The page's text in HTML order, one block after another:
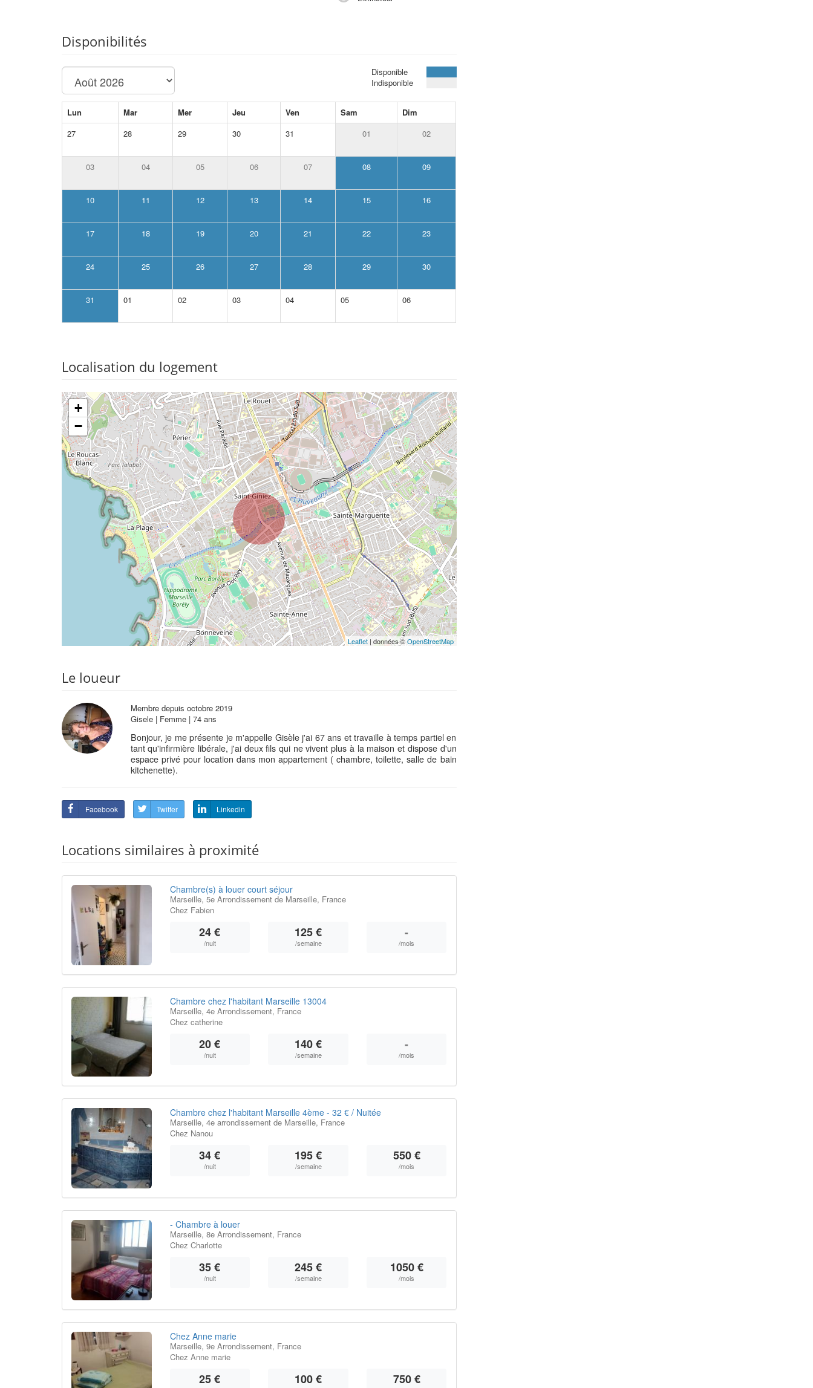
Disponibilités
Disponible
Indisponible
Lun Mar Mer Jeu Ven Sam
Dim
27
28 29 30 31 01 02
03 04 05 06 07 08 09
10 11 12 13 14 15 16
17 18 19 20 21 22 23
24 25 26 27 28 29 30
31 01 02 03 04 05 06
Localisation du logement
+
−
Leaflet| données ©OpenStreetMap
Le loueur
Membre depuis octobre 2019
Gisele | Femme | 74 ans
Bonjour, je me présente je m'appelle Gisèle j'ai 67 ans et travaille à temps partiel en
tant qu'infirmière libérale, j'ai deux fils qui ne vivent plus à la maison et dispose d'un
espace privé pour location dans mon appartement ( chambre, toilette, salle de bain
kitchenette).
Facebook Twitter Linkedin
Locations similaires à proximité
Chambre(s) à louer court séjour
Marseille, 5e Arrondissement de Marseille, France
Chez Fabien
24 €
/nuit
125 €
/semaine
-
/mois
Chambre chez l'habitant Marseille 13004
Marseille, 4e Arrondissement, France
Chez catherine
20 €
/nuit
140 €
/semaine
-
/mois
Chambre chez l'habitant Marseille 4ème - 32 € / Nuitée
Marseille, 4e arrondissement de Marseille, France
Chez Nanou
34 €
/nuit
195 €
/semaine
550 €
/mois
- Chambre à louer
Marseille, 8e Arrondissement, France
Chez Charlotte
35 €
/nuit
245 €
/semaine
1050 €
/mois
Chez Anne marie
Marseille, 9e Arrondissement, France
Chez Anne marie
25 € 100 € 750 €